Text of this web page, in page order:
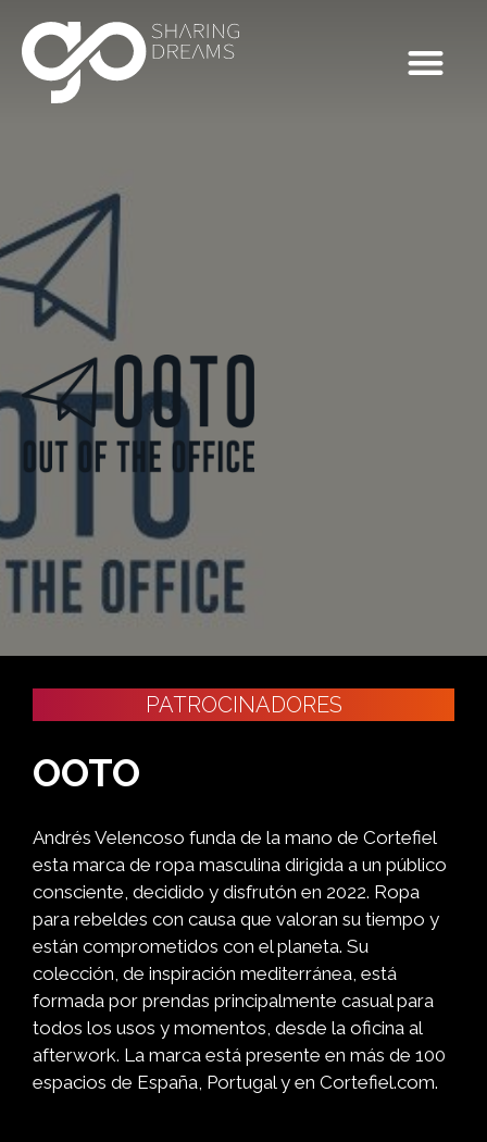
PATROCINADORES
OOTO
Andrés Velencoso funda de la mano de Cortefiel
esta marca de ropa masculina dirigida a un público
consciente, decidido y disfrutón en 2022. Ropa
para rebeldes con causa que valoran su tiempo y
están comprometidos con el planeta. Su
colección, de inspiración mediterránea, está
formada por prendas principalmente casual para
todos los usos y momentos, desde la oficina al
afterwork. La marca está presente en más de 100
espacios de España, Portugal y en Cortefiel.com.